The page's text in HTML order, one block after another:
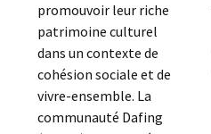
promouvoir leur riche
patrimoine culturel
dans un contexte de
cohésion sociale et de
vivre-ensemble. La
communauté Dafing